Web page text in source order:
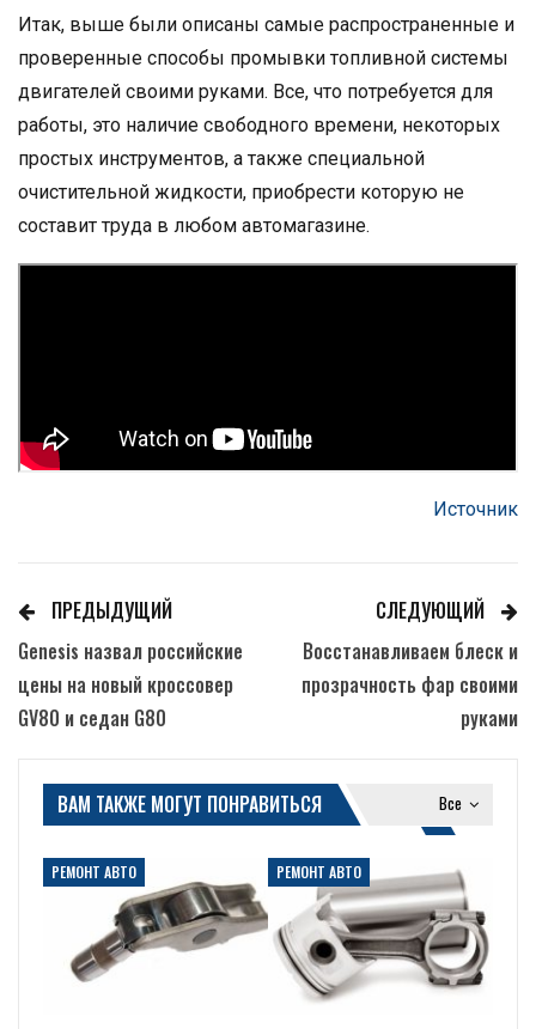
Итак, выше были описаны самые распространенные и
проверенные способы промывки топливной системы
двигателей своими руками. Все, что потребуется для
работы, это наличие свободного времени, некоторых
простых инструментов, а также специальной
очистительной жидкости, приобрести которую не
составит труда в любом автомагазине.
Источник
ПРЕДЫДУЩИЙ
Genesis назвал российские
цены на новый кроссовер
GV80 и седан G80
СЛЕДУЮЩИЙ
Восстанавливаем блеск и
прозрачность фар своими
руками
Все
ВАМ ТАКЖЕ МОГУТ ПОНРАВИТЬСЯ
РЕМОНТ АВТО РЕМОНТ АВТО